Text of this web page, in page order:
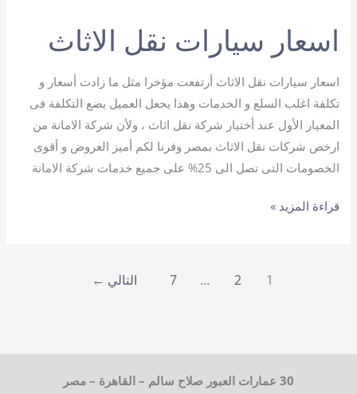
بمصر
اسعار سيارات نقل الاثاث
اسعار سيارات نقل الاثاث أرتفعت مؤخرا مثل ما زادت أسعار و
تكلفة اغلب السلع و الخدمات وهذا يجعل العميل يضع التكلفة فى
المعيار الأول عند أختيار شركة نقل اثاث ، ولأن شركة الامانة من
ارخص شركات نقل الاثاث بمصر وفرنا لكم أميز العروض و أقوى
الخصومات التى تصل الى 25% على جميع خدمات شركة الامانة
اسعار
قراءة المزيد »
1
2
…
7 التالي ←
30 عمارات العبور صلاح سالم – القاهرة – مصر